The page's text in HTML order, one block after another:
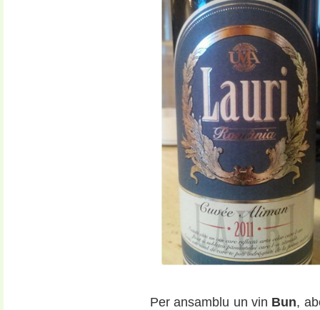
Per ansamblu un vin Bun,